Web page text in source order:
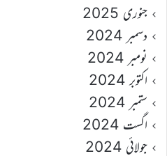
جنوری 2025
دسمبر 2024
نومبر 2024
اکتوبر 2024
ستمبر 2024
اگست 2024
جولائی 2024